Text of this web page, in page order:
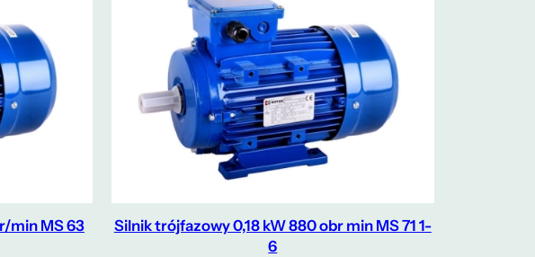
min MS 63
Silnik trójfazowy 0,18 kW 880 obr min MS 71 1-
6